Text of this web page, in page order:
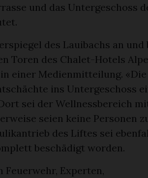
und das Untergeschoss
des Lauibachs an und
Toren des Chalet-Hotels
einer Medienmitteilung. «Die
ins Untergeschoss
sei der Wellnessbereich
seien keine Personen
des Liftes sei
beschädigt worden.
Feuerwehr, Experten,